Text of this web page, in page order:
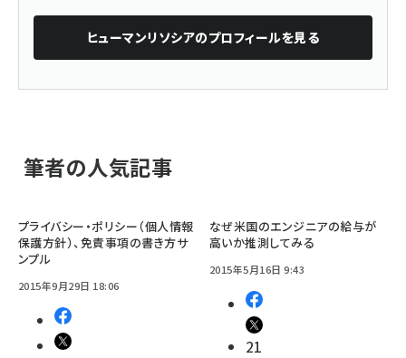
ヒューマンリソシアのプロフィールを見る
筆者の人気記事
プライバシー・ポリシー（個人情報
保護方針）、免責事項の書き方サ
ンプル
2015年9月29日 18:06
なぜ米国のエンジニアの給与が
高いか推測してみる
2015年5月16日 9:43
21